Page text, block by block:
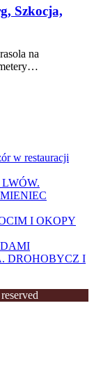
Szkocja,
na
w restauracji
I OKOPY
DROHOBYCZ I